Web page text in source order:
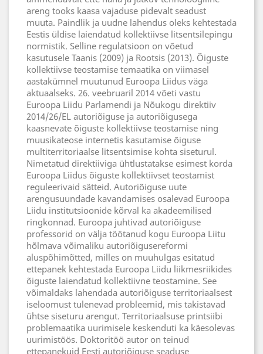
areng tooks kaasa vajaduse pidevalt seadust
muuta. Paindlik ja uudne lahendus oleks kehtestada
Eestis üldise laiendatud kollektiivse litsentsilepingu
normistik. Selline regulatsioon on võetud
kasutusele Taanis (2009) ja Rootsis (2013). Õiguste
kollektiivse teostamise temaatika on viimasel
aastakümnel muutunud Euroopa Liidus väga
aktuaalseks. 26. veebruaril 2014 võeti vastu
Euroopa Liidu Parlamendi ja Nõukogu direktiiv
2014/26/EL autoriõiguse ja autoriõigusega
kaasnevate õiguste kollektiivse teostamise ning
muusikateose internetis kasutamise õiguse
multiterritoriaalse litsentsimise kohta siseturul.
Nimetatud direktiiviga ühtlustatakse esimest korda
Euroopa Liidus õiguste kollektiivset teostamist
reguleerivaid sätteid. Autoriõiguse uute
arengusuundade kavandamises osalevad Euroopa
Liidu institutsioonide kõrval ka akadeemilised
ringkonnad. Euroopa juhtivad autoriõiguse
professorid on välja töötanud kogu Euroopa Liitu
hõlmava võimaliku autoriõigusereformi
aluspõhimõtted, milles on muuhulgas esitatud
ettepanek kehtestada Euroopa Liidu liikmesriikides
õiguste laiendatud kollektiivne teostamine. See
võimaldaks lahendada autoriõiguse territoriaalsest
iseloomust tulenevad probleemid, mis takistavad
ühtse siseturu arengut. Territoriaalsuse printsiibi
problemaatika uurimisele keskenduti ka käesolevas
uurimistöös. Doktoritöö autor on teinud
ettepanekuid Eesti autoriõiguse seaduse